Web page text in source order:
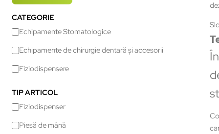
CATEGORIE
Echipamente Stomatologice
Echipamente de chirurgie dentară și accesorii
Fiziodispensere
TIP ARTICOL
Fiziodispenser
Piesă de mână